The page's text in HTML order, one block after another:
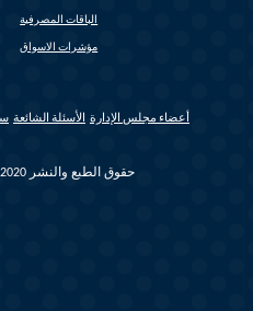
الباقات المصرفية
مؤشرات الاسواق
الأسئلة الشائعة أعضاء مجلس الإدارة
© © حقوق الطبع والنشر 2020 بنك الأردن سوريا- طور بواسطة